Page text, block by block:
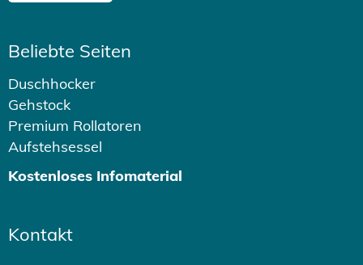
Beliebte Seiten
Duschhocker
Gehstock
Premium Rollatoren
Aufstehsessel
Kostenloses Infomaterial
Kontakt